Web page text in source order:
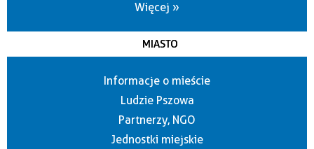
Więcej »
MIASTO
Informacje o mieście
Ludzie Pszowa
Partnerzy, NGO
Jednostki miejskie